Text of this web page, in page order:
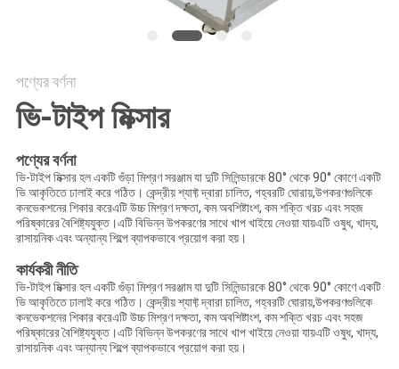
পণ্যের বর্ণনা
ভি-টাইপ মিক্সার
পণ্যের বর্ণনা
ভি-টাইপ মিক্সার হল একটি গুঁড়া মিশ্রণ সরঞ্জাম যা দুটি সিলিন্ডারকে 80° থেকে 90° কোণে একটি
ভি আকৃতিতে ঢালাই করে গঠিত। কেন্দ্রীয় শ্যাফ্ট দ্বারা চালিত, গহ্বরটি ঘোরায়,উপকরণগুলিকে
কনভেকশনের শিকার করেএটি উচ্চ মিশ্রণ দক্ষতা, কম অবশিষ্টাংশ, কম শক্তি খরচ এবং সহজ
পরিষ্কারের বৈশিষ্ট্যযুক্ত।এটি বিভিন্ন উপকরণের সাথে খাপ খাইয়ে নেওয়া যায়এটি ওষুধ, খাদ্য,
রাসায়নিক এবং অন্যান্য শিল্পে ব্যাপকভাবে প্রয়োগ করা হয়।
কার্যকরী নীতি
ভি-টাইপ মিক্সার হল একটি গুঁড়া মিশ্রণ সরঞ্জাম যা দুটি সিলিন্ডারকে 80° থেকে 90° কোণে একটি
ভি আকৃতিতে ঢালাই করে গঠিত। কেন্দ্রীয় শ্যাফ্ট দ্বারা চালিত, গহ্বরটি ঘোরায়,উপকরণগুলিকে
কনভেকশনের শিকার করেএটি উচ্চ মিশ্রণ দক্ষতা, কম অবশিষ্টাংশ, কম শক্তি খরচ এবং সহজ
পরিষ্কারের বৈশিষ্ট্যযুক্ত।এটি বিভিন্ন উপকরণের সাথে খাপ খাইয়ে নেওয়া যায়এটি ওষুধ, খাদ্য,
রাসায়নিক এবং অন্যান্য শিল্পে ব্যাপকভাবে প্রয়োগ করা হয়।